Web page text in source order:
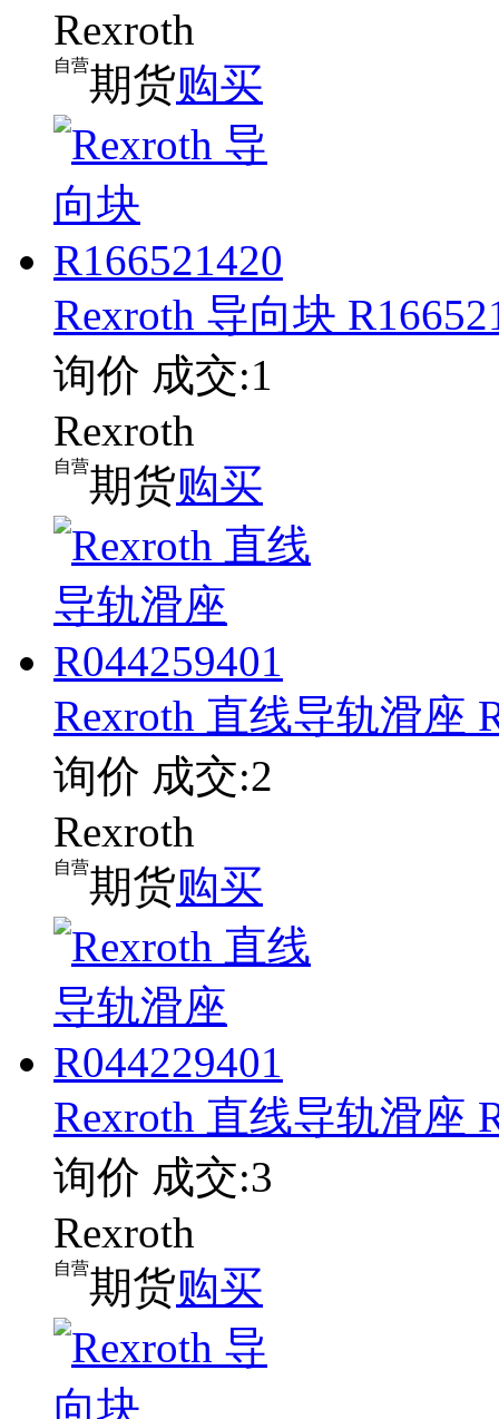
Rexroth
自营期货购买
Rexroth 导向块
询价 成交:1
Rexroth
自营期货购买
Rexroth 直线导轨滑座
询价 成交:2
Rexroth
自营期货购买
Rexroth 直线导轨滑座
询价 成交:3
Rexroth
自营期货购买